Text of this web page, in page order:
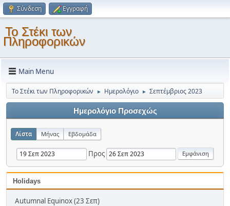
Σύνδεση Εγγραφή
Το Στέκι των
Πληροφορικών
Main Menu
Το Στέκι των Πληροφορικών ► Ημερολόγιο ► Σεπτέμβριος 2023
Ημερολόγιο Προσεχώς
Λίστα Μήνας Εβδομάδα
Προς
Holidays
Autumnal Equinox (23 Σεπ)